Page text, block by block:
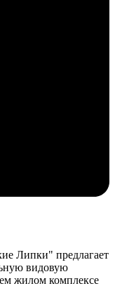
Липки" предлагает
видовую
жилом комплексе